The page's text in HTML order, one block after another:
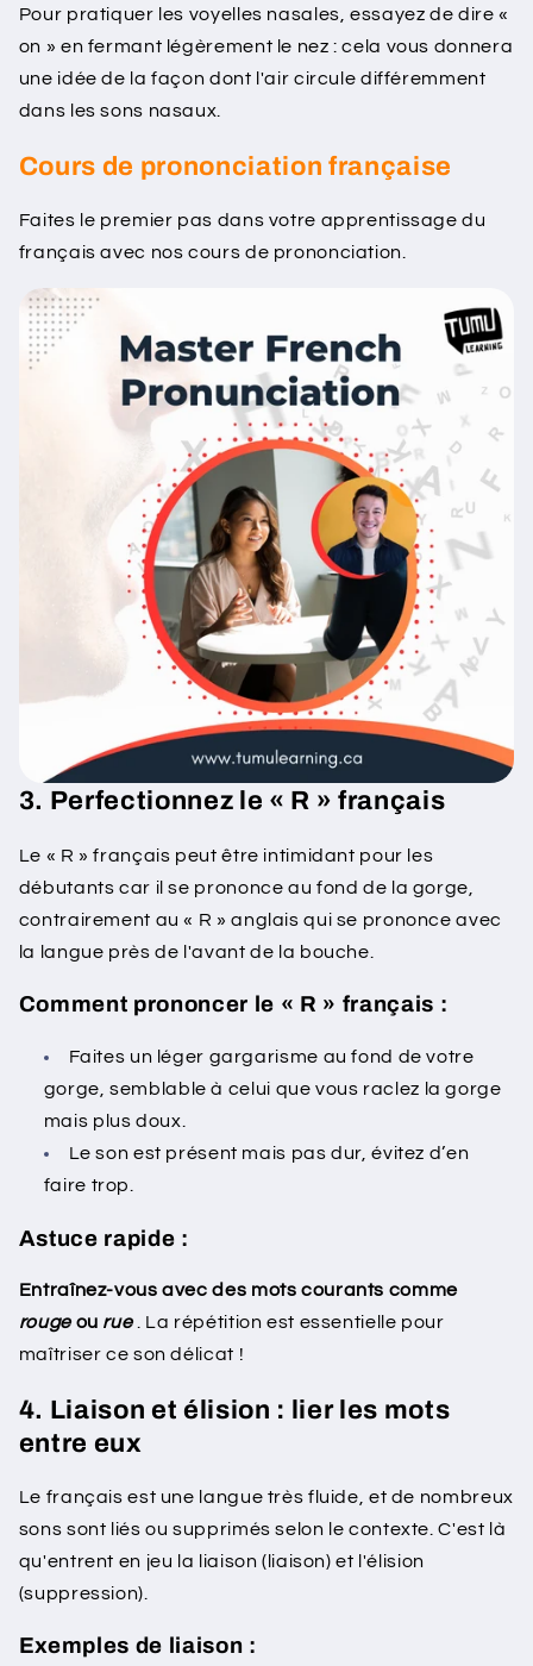
Pour pratiquer les voyelles nasales, essayez de dire «
on » en fermant légèrement le nez : cela vous donnera
une idée de la façon dont l'air circule différemment
dans les sons nasaux.
Cours de prononciation française
Faites le premier pas dans votre apprentissage du
français avec nos cours de prononciation.
3. Perfectionnez le « R » français
Le « R » français peut être intimidant pour les
débutants car il se prononce au fond de la gorge,
contrairement au « R » anglais qui se prononce avec
la langue près de l'avant de la bouche.
Comment prononcer le « R » français :
Faites un léger gargarisme au fond de votre
gorge, semblable à celui que vous raclez la gorge
mais plus doux.
Le son est présent mais pas dur, évitez d’en
faire trop.
Astuce rapide :
Entraînez-vous avec des mots courants comme
rougeou rue. La répétition est essentielle pour
maîtriser ce son délicat !
4. Liaison et élision : lier les mots
entre eux
Le français est une langue très fluide, et de nombreux
sons sont liés ou supprimés selon le contexte. C'est là
qu'entrent en jeu la liaison (liaison) et l'élision
(suppression).
Exemples de liaison :